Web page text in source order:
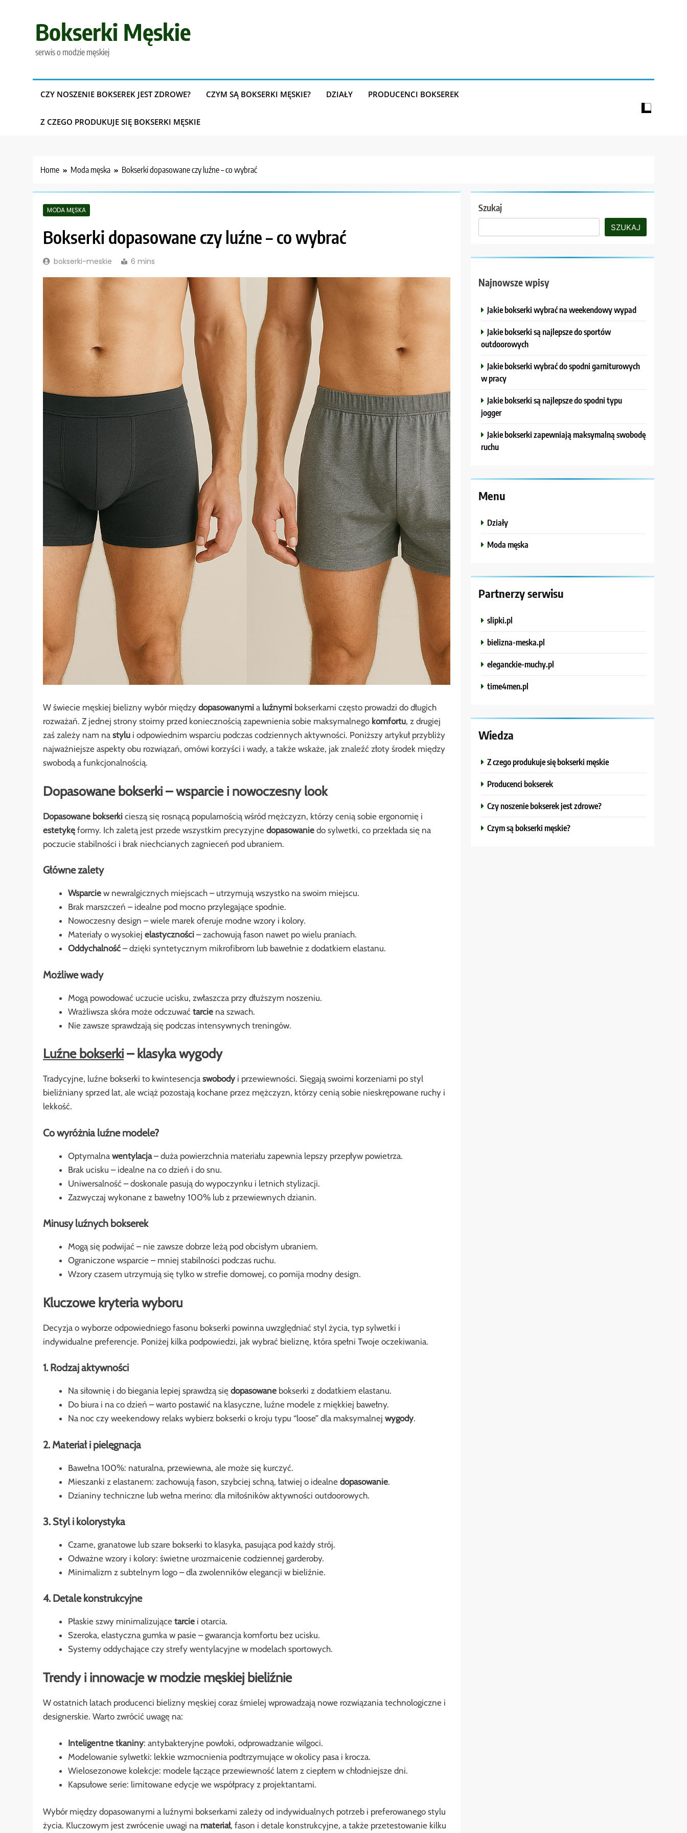
Bokserki Męskie
serwis o modzie męskiej
CZY NOSZENIE BOKSEREK JEST ZDROWE? CZYM SĄ BOKSERKI MĘSKIE? DZIAŁY PRODUCENCI BOKSEREK
Z CZEGO PRODUKUJE SIĘ BOKSERKI MĘSKIE
Home Moda męska Bokserki dopasowane czy luźne – co wybrać
MODA MĘSKA
Bokserki dopasowane czy luźne – co wybrać
bokserki-meskie 6 mins
W świecie męskiej bielizny wybór między dopasowanymi a luźnymi bokserkami często prowadzi do długich
rozważań. Z jednej strony stoimy przed koniecznością zapewnienia sobie maksymalnego komfortu, z drugiej
zaś zależy nam na stylu i odpowiednim wsparciu podczas codziennych aktywności. Poniższy artykuł przybliży
najważniejsze aspekty obu rozwiązań, omówi korzyści i wady, a także wskaże, jak znaleźć złoty środek między
swobodą a funkcjonalnością.
Dopasowane bokserki – wsparcie i nowoczesny look
Dopasowane bokserki cieszą się rosnącą popularnością wśród mężczyzn, którzy cenią sobie ergonomię i
estetykę formy. Ich zaletą jest przede wszystkim precyzyjne dopasowanie do sylwetki, co przekłada się na
poczucie stabilności i brak niechcianych zagnieceń pod ubraniem.
Główne zalety
Wsparciew newralgicznych miejscach – utrzymują wszystko na swoim miejscu.
Brak marszczeń – idealne pod mocno przylegające spodnie.
Nowoczesny design – wiele marek oferuje modne wzory i kolory.
Materiały o wysokiej elastyczności– zachowują fason nawet po wielu praniach.
Oddychalność– dzięki syntetycznym mikrofibrom lub bawełnie z dodatkiem elastanu.
Możliwe wady
Mogą powodować uczucie ucisku, zwłaszcza przy dłuższym noszeniu.
Wrażliwsza skóra może odczuwać tarciena szwach.
Nie zawsze sprawdzają się podczas intensywnych treningów.
Luźne bokserki– klasyka wygody
Tradycyjne, luźne bokserki to kwintesencja swobodyi przewiewności. Sięgają swoimi korzeniami po styl
bieliźniany sprzed lat, ale wciąż pozostają kochane przez mężczyzn, którzy cenią sobie nieskrępowane ruchy i
lekkość.
Co wyróżnia luźne modele?
Optymalna wentylacja– duża powierzchnia materiału zapewnia lepszy przepływ powietrza.
Brak ucisku – idealne na co dzień i do snu.
Uniwersalność – doskonale pasują do wypoczynku i letnich stylizacji.
Zazwyczaj wykonane z bawełny 100% lub z przewiewnych dzianin.
Minusy luźnych bokserek
Mogą się podwijać – nie zawsze dobrze leżą pod obcisłym ubraniem.
Ograniczone wsparcie – mniej stabilności podczas ruchu.
Wzory czasem utrzymują się tylko w strefie domowej, co pomija modny design.
Kluczowe kryteria wyboru
Decyzja o wyborze odpowiedniego fasonu bokserki powinna uwzględniać styl życia, typ sylwetki i
indywidualne preferencje. Poniżej kilka podpowiedzi, jak wybrać bieliznę, która spełni Twoje oczekiwania.
1. Rodzaj aktywności
Na siłownię i do biegania lepiej sprawdzą się dopasowanebokserki z dodatkiem elastanu.
Do biura i na co dzień – warto postawić na klasyczne, luźne modele z miękkiej bawełny.
Na noc czy weekendowy relaks wybierz bokserki o kroju typu “loose” dla maksymalnej wygody.
2. Materiał i pielęgnacja
Bawełna 100%: naturalna, przewiewna, ale może się kurczyć.
Mieszanki z elastanem: zachowują fason, szybciej schną, łatwiej o idealne dopasowanie.
Dzianiny techniczne lub wełna merino: dla miłośników aktywności outdoorowych.
3. Styl i kolorystyka
Czarne, granatowe lub szare bokserki to klasyka, pasująca pod każdy strój.
Odważne wzory i kolory: świetne urozmaicenie codziennej garderoby.
Minimalizm z subtelnym logo – dla zwolenników elegancji w bieliźnie.
4. Detale konstrukcyjne
Płaskie szwy minimalizujące tarciei otarcia.
Szeroka, elastyczna gumka w pasie – gwarancja komfortu bez ucisku.
Systemy oddychające czy strefy wentylacyjne w modelach sportowych.
Trendy i innowacje w modzie męskiej bieliźnie
W ostatnich latach producenci bielizny męskiej coraz śmielej wprowadzają nowe rozwiązania technologiczne i
designerskie. Warto zwrócić uwagę na:
Inteligentne tkaniny: antybakteryjne powłoki, odprowadzanie wilgoci.
Modelowanie sylwetki: lekkie wzmocnienia podtrzymujące w okolicy pasa i krocza.
Wielosezonowe kolekcje: modele łączące przewiewność latem z ciepłem w chłodniejsze dni.
Kapsułowe serie: limitowane edycje we współpracy z projektantami.
Wybór między dopasowanymi a luźnymi bokserkami zależy od indywidualnych potrzeb i preferowanego stylu
życia. Kluczowym jest zwrócenie uwagi na materiał, fason i detale konstrukcyjne, a także przetestowanie kilku
Szukaj
SZUKAJ
Najnowsze wpisy
Jakie bokserki wybrać na weekendowy wypad
Jakie bokserki są najlepsze do sportów
outdoorowych
Jakie bokserki wybrać do spodni garniturowych
w pracy
Jakie bokserki są najlepsze do spodni typu
jogger
Jakie bokserki zapewniają maksymalną swobodę
ruchu
Menu
Działy
Moda męska
Partnerzy serwisu
slipki.pl
bielizna-meska.pl
eleganckie-muchy.pl
time4men.pl
Wiedza
Z czego produkuje się bokserki męskie
Producenci bokserek
Czy noszenie bokserek jest zdrowe?
Czym są bokserki męskie?